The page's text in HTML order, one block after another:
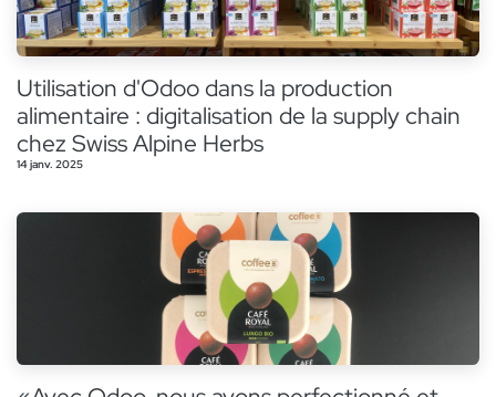
Utilisation d'Odoo dans la production
alimentaire : digitalisation de la supply chain
chez Swiss Alpine Herbs
14 janv. 2025